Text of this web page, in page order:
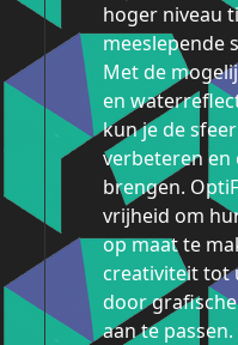
hoger niveau
meeslepende
Met de
en
kun je de
verbeteren en
brengen.
vrijheid om
op maat te
creativiteit tot
door
aan te passen.